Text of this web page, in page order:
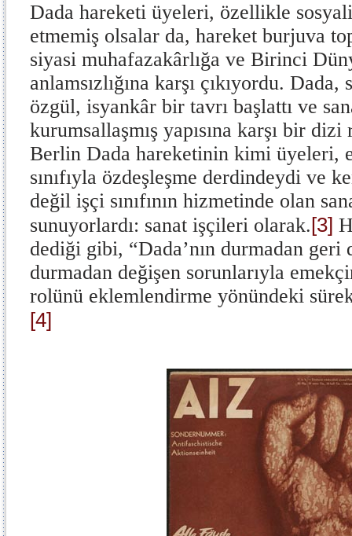
Dada hareketi üyeleri, özellikle
etmemiş olsalar da, hareket burjuva
siyasi muhafazakârlığa ve Birinci
anlamsızlığına karşı çıkıyordu.
özgül, isyankâr bir tavrı başlattı ve
kurumsallaşmış yapısına karşı bir dizi
Berlin Dada hareketinin kimi üyeleri,
sınıfıyla özdeşleşme derdindeydi ve
değil işçi sınıfının hizmetinde olan
sunuyorlardı: sanat işçileri olarak.[3]
dediği gibi, “Dada’nın durmadan
durmadan değişen sorunlarıyla
rolünü eklemlendirme yönündeki
[4]